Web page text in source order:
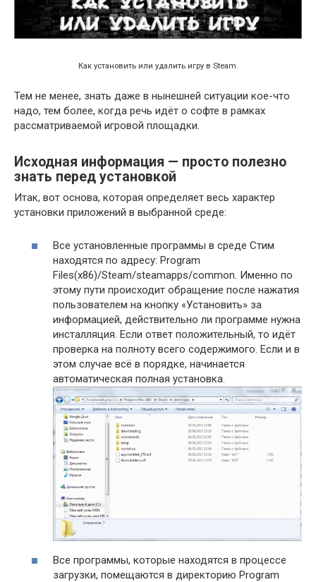
Как установить или удалить игру в Steam.
Тем не менее, знать даже в нынешней ситуации кое-что
надо, тем более, когда речь идёт о софте в рамках
рассматриваемой игровой площадки.
Исходная информация — просто полезно
знать перед установкой
Итак, вот основа, которая определяет весь характер
установки приложений в выбранной среде:
Все установленные программы в среде Стим
находятся по адресу: Program
Files(x86)/Steam/steamapps/common. Именно по
этому пути происходит обращение после нажатия
пользователем на кнопку «Установить» за
информацией, действительно ли программе нужна
инсталляция. Если ответ положительный, то идёт
проверка на полноту всего содержимого. Если и в
этом случае всё в порядке, начинается
автоматическая полная установка.
Все программы, которые находятся в процессе
загрузки, помещаются в директорию Program